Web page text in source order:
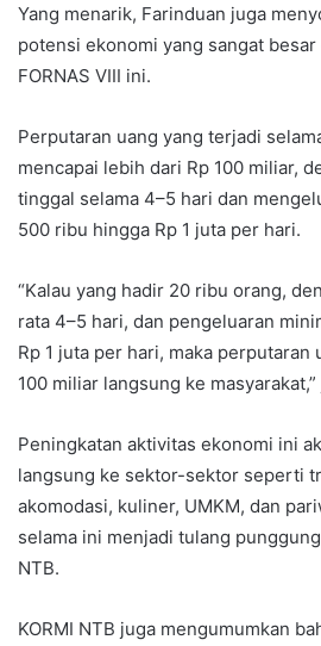
Yang menarik, Farinduan juga
potensi ekonomi yang sangat
FORNAS VIII ini.
Perputaran uang yang terjadi
mencapai lebih dari Rp 100 miliar,
tinggal selama 4–5 hari dan
500 ribu hingga Rp 1 juta per hari.
“Kalau yang hadir 20 ribu orang,
rata 4–5 hari, dan pengeluaran
Rp 1 juta per hari, maka perputaran
100 miliar langsung ke
Peningkatan aktivitas ekonomi ini
langsung ke sektor-sektor seperti
akomodasi, kuliner, UMKM, dan
selama ini menjadi tulang
NTB.
KORMI NTB juga mengumumkan